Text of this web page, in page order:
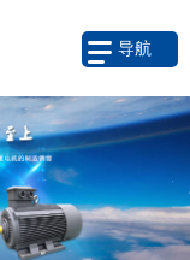
导航